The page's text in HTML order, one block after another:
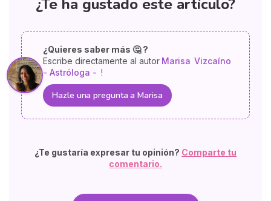
¿Te ha gustado este artículo?
¿Quieres saber más 🤔 ?
Escribe directamente al autor Marisa Vizcaíno
- Astróloga - !
Hazle una pregunta a Marisa
¿Te gustaría expresar tu opinión? Comparte tu
comentario.